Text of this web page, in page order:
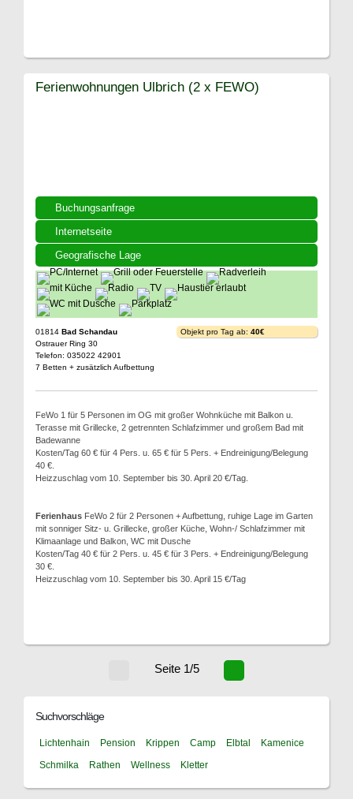
Buchungsanfrage
Internetseite
Geografische Lage
Ferienwohnungen Ulbrich (2 x FEWO)
01814 Bad Schandau
Ostrauer Ring 30
Telefon: 035022 42901
7 Betten + zusätzlich Aufbettung
Objekt pro Tag ab: 40€
FeWo 1 für 5 Personen im OG mit großer Wohnküche mit Balkon u.
Terasse mit Grillecke, 2 getrennten Schlafzimmer und großem Bad mit
Badewanne
Kosten/Tag 60 € für 4 Pers. u. 65 € für 5 Pers. + Endreinigung/Belegung
40 €.
Heizzuschlag vom 10. September bis 30. April 20 €/Tag.
Ferienhaus FeWo 2 für 2 Personen + Aufbettung, ruhige Lage im Garten
mit sonniger Sitz- u. Grillecke, großer Küche, Wohn-/ Schlafzimmer mit
Klimaanlage und Balkon, WC mit Dusche
Kosten/Tag 40 € für 2 Pers. u. 45 € für 3 Pers. + Endreinigung/Belegung
30 €.
Heizzuschlag vom 10. September bis 30. April 15 €/Tag
Seite 1/5
Suchvorschläge
Lichtenhain Pension Krippen Camp Elbtal
Kamenice
Schmilka
Rathen Wellness Kletter